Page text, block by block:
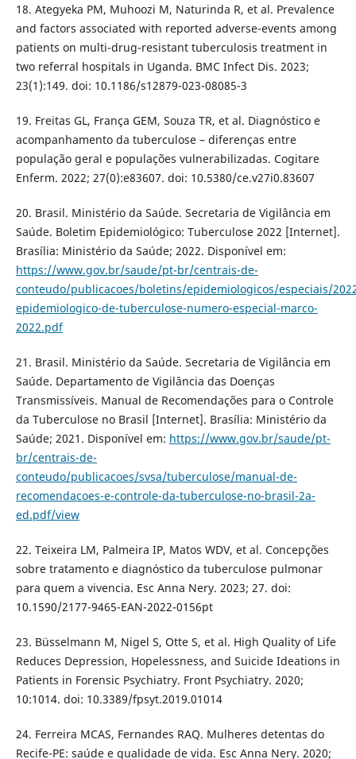
18. Ategyeka PM, Muhoozi M, Naturinda R, et al. Prevalence
and factors associated with reported adverse-events among
patients on multi-drug-resistant tuberculosis treatment in
two referral hospitals in Uganda. BMC Infect Dis. 2023;
23(1):149. doi: 10.1186/s12879-023-08085-3
19. Freitas GL, França GEM, Souza TR, et al. Diagnóstico e
acompanhamento da tuberculose – diferenças entre
população geral e populações vulnerabilizadas. Cogitare
Enferm. 2022; 27(0):e83607. doi: 10.5380/ce.v27i0.83607
20. Brasil. Ministério da Saúde. Secretaria de Vigilância em
Saúde. Boletim Epidemiológico: Tuberculose 2022 [Internet].
Brasília: Ministério da Saúde; 2022. Disponível em:
https://www.gov.br/saude/pt-br/centrais-de-
conteudo/publicacoes/boletins/epidemiologicos/especiais/
epidemiologico-de-tuberculose-numero-especial-marco-
2022.pdf
21. Brasil. Ministério da Saúde. Secretaria de Vigilância em
Saúde. Departamento de Vigilância das Doenças
Transmissíveis. Manual de Recomendações para o Controle
da Tuberculose no Brasil [Internet]. Brasília: Ministério da
Saúde; 2021. Disponível em: https://www.gov.br/saude/pt-
br/centrais-de-
conteudo/publicacoes/svsa/tuberculose/manual-de-
recomendacoes-e-controle-da-tuberculose-no-brasil-2a-
ed.pdf/view
22. Teixeira LM, Palmeira IP, Matos WDV, et al. Concepções
sobre tratamento e diagnóstico da tuberculose pulmonar
para quem a vivencia. Esc Anna Nery. 2023; 27. doi:
10.1590/2177-9465-EAN-2022-0156pt
23. Büsselmann M, Nigel S, Otte S, et al. High Quality of Life
Reduces Depression, Hopelessness, and Suicide Ideations in
Patients in Forensic Psychiatry. Front Psychiatry. 2020;
10:1014. doi: 10.3389/fpsyt.2019.01014
24. Ferreira MCAS, Fernandes RAQ. Mulheres detentas do
Recife-PE: saúde e qualidade de vida. Esc Anna Nery. 2020;